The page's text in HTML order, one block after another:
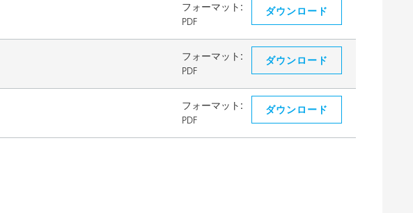
フォーマット:
PDF
ダウンロード
フォーマット:
PDF
ダウンロード
フォーマット:
PDF
ダウンロード